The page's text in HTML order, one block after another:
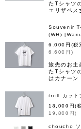
たTシャツ
エリザベス
Souvenir
(WH) [
6,000 円 (税
6,600 円 )
旅先のお土
たTシャツ
はカナー
troll カット
18,000 円(
19,800 円)
choucho